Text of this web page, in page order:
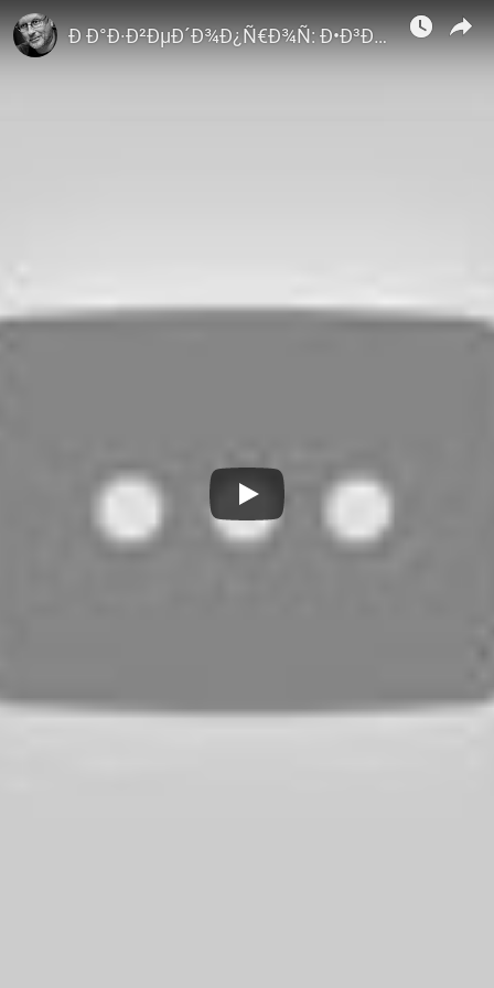
Dmitry Puchkov Ð Ð°Ð·Ð²ÐµÐ´Ð¾Ð¿Ñ€Ð¾Ñ: Ð•Ð³Ð¾Ñ€ Ð¯ÐºÐ¾Ð²Ð»ÐµÐ² Ð¾Ñ‚Ð²ÐµÑ‡Ð°ÐµÑ‚ Ð½Ð° Ð²Ð¾Ð¿Ñ€Ð¾ÑÑ‹ Ð¿Ñ€Ð¾ ÐŸÐµÑ€Ð²ÑƒÑŽ Ð¼Ð¸Ñ€Ð¾Ð²ÑƒÑŽ Ð²Ð¾Ð¹Ð½Ñƒ